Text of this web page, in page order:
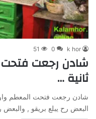
k hor
0
51
شادن رجعت
ثانية …
شادن رجعت فتحت المعطم
البعض رح يبلع بريقو ,